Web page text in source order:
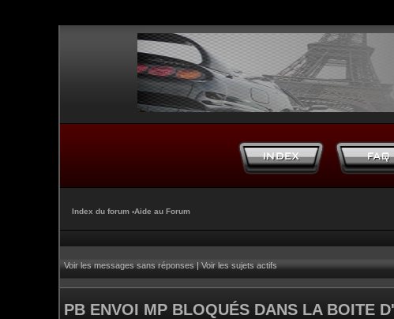
Index du forum ‹Aide au Forum
Voir les messages sans réponses|Voir les sujets actifs
PB ENVOI MP BLOQUÉS DANS LA BOITE